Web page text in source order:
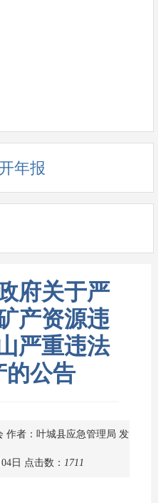
年报
府关于严
产资源违
严重违法
的公告
作者：叶城县应急管理局 发
日 点击数： 1711